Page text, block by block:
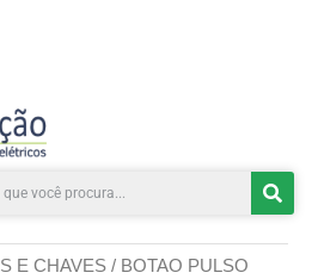
E CHAVES / BOTAO PULSO